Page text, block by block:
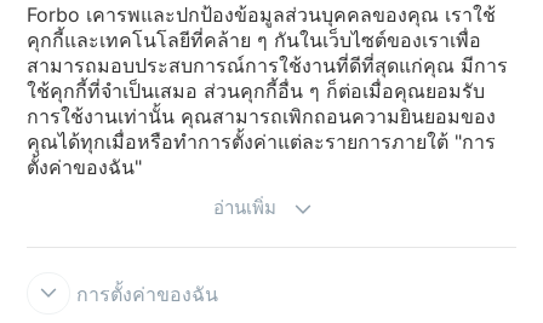
เลือกประเทศ
เลือกประเทศ
Forbo เคารพและปกป้องข้อมูลส่วนบุคคลของคุณ เราใช้
คุกกี้และเทคโนโลยีที่คล้าย ๆ กันในเว็บไซต์ของเราเพื่อ
สามารถมอบประสบการณ์การใช้งานที่ดีที่สุดแก่คุณ มีการ
ใช้คุกกี้ที่จำเป็นเสมอ ส่วนคุกกี้อื่น ๆ ก็ต่อเมื่อคุณยอมรับ
การใช้งานเท่านั้น คุณสามารถเพิกถอนความยินยอมของ
คุณได้ทุกเมื่อหรือทำการตั้งค่าแต่ละรายการภายใต้ "การ
ตั้งค่าของฉัน"
อ่านเพิ่ม
การตั้งค่าของฉัน